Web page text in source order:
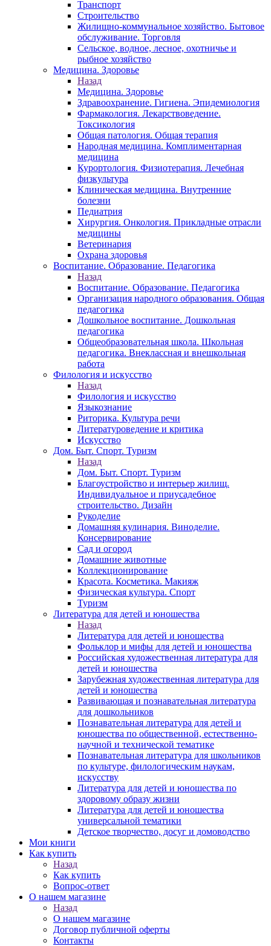
Транспорт
Строительство
Жилищно-коммунальное хозяйство. Бытовое
обслуживание. Торговля
Сельское, водное, лесное, охотничье и
рыбное хозяйство
Медицина. Здоровье
Назад
Медицина. Здоровье
Здравоохранение. Гигиена. Эпидемиология
Фармакология. Лекарствоведение.
Токсикология
Общая патология. Общая терапия
Народная медицина. Комплиментарная
медицина
Курортология. Физиотерапия. Лечебная
физкультура
Клиническая медицина. Внутренние
болезни
Педиатрия
Хирургия. Онкология. Прикладные отрасли
медицины
Ветеринария
Охрана здоровья
Воспитание. Образование. Педагогика
Назад
Воспитание. Образование. Педагогика
Организация народного образования. Общая
педагогика
Дошкольное воспитание. Дошкольная
педагогика
Общеобразовательная школа. Школьная
педагогика. Внеклассная и внешкольная
работа
Филология и искусство
Назад
Филология и искусство
Языкознание
Риторика. Культура речи
Литературоведение и критика
Искусство
Дом. Быт. Спорт. Туризм
Назад
Дом. Быт. Спорт. Туризм
Благоустройство и интерьер жилищ.
Индивидуальное и приусадебное
строительство. Дизайн
Рукоделие
Домашняя кулинария. Виноделие.
Консервирование
Сад и огород
Домашние животные
Коллекционирование
Красота. Косметика. Макияж
Физическая культура. Спорт
Туризм
Литература для детей и юношества
Назад
Литература для детей и юношества
Фольклор и мифы для детей и юношества
Российская художественная литература для
детей и юношества
Зарубежная художественная литература для
детей и юношества
Развивающая и познавательная литература
для дошкольников
Познавательная литература для детей и
юношества по общественной, естественно-
научной и технической тематике
Познавательная литература для школьников
по культуре, филологическим наукам,
искусству
Литература для детей и юношества по
здоровому образу жизни
Литература для детей и юношества
универсальной тематики
Детское творчество, досуг и домоводство
Мои книги
Как купить
Назад
Как купить
Вопрос-ответ
О нашем магазине
Назад
О нашем магазине
Договор публичной оферты
Контакты